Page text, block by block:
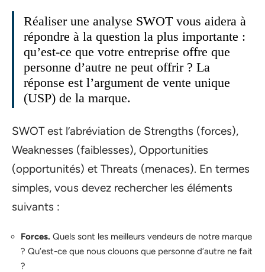
Réaliser une analyse SWOT vous aidera à
répondre à la question la plus importante :
qu’est-ce que votre entreprise offre que
personne d’autre ne peut offrir ? La
réponse est l’argument de vente unique
(USP) de la marque.
SWOT est l’abréviation de Strengths (forces),
Weaknesses (faiblesses), Opportunities
(opportunités) et Threats (menaces). En termes
simples, vous devez rechercher les éléments
suivants :
Forces. Quels sont les meilleurs vendeurs de notre marque
? Qu’est-ce que nous clouons que personne d’autre ne fait
?